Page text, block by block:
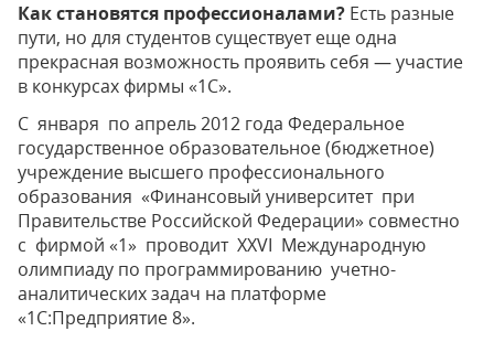
Как становятся профессионалами? Есть разные
пути, но для студентов существует еще одна
прекрасная возможность проявить себя — участие
в конкурсах фирмы «1С».
С января по апрель 2012 года Федеральное
государственное образовательное (бюджетное)
учреждение высшего профессионального
образования «Финансовый университет при
Правительстве Российской Федерации» совместно
с фирмой «1» проводит ХХVI Международную
олимпиаду по программированию учетно-
аналитических задач на платформе
«1С:Предприятие 8».